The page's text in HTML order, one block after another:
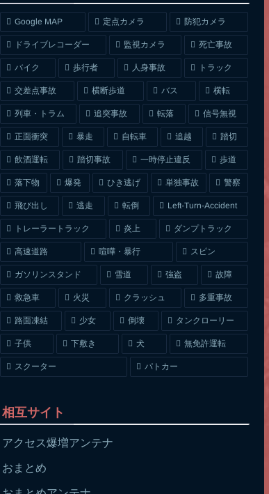
Google MAP 定点カメラ 防犯カメラ
ドライブレコーダー 監視カメラ 死亡事故
バイク 歩行者 人身事故 トラック
交差点事故 横断歩道 バス 横転
列車・トラム 追突事故 転落 信号無視
正面衝突 暴走 自転車 追越 踏切
飲酒運転 踏切事故 一時停止違反 歩道
落下物 爆発 ひき逃げ 単独事故 警察
飛び出し 逃走 転倒 Left-Turn-Accident
トレーラートラック 炎上 ダンプトラック
高速道路 喧嘩・暴行 スピン
ガソリンスタンド 雪道 強盗 故障
救急車 火災 クラッシュ 多重事故
路面凍結 少女 倒壊 タンクローリー
子供 下敷き 犬 無免許運転
スクーター パトカー
相互サイト
アクセス爆増アンテナ
おまとめ